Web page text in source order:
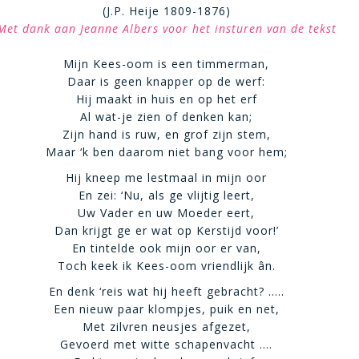
(J.P. Heije 1809-1876)
dank aan Jeanne Albers voor het insturen van de tekst
Mijn Kees-oom is een timmerman,
Daar is geen knapper op de werf:
Hij maakt in huis en op het erf
Al wat-je zien of denken kan;
Zijn hand is ruw, en grof zijn stem,
Maar ‘k ben daarom niet bang voor hem;
Hij kneep me lestmaal in mijn oor
En zei: ‘Nu, als ge vlijtig leert,
Uw Vader en uw Moeder eert,
Dan krijgt ge er wat op Kerstijd voor!’
En tintelde ook mijn oor er van,
Toch keek ik Kees-oom vriendlijk ân.
En denk ‘reis wat hij heeft gebracht? …..
Een nieuw paar klompjes, puik en net,
Met zilvren neusjes afgezet,
Gevoerd met witte schapenvacht ….